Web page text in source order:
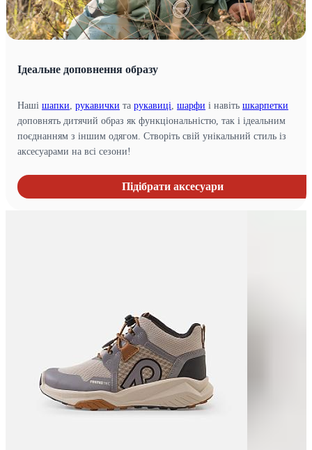
Ідеальне доповнення образу
Наші шапки рукавички та рукавиці шарфи і навіть шкарпетки
доповнять дитячий образ як функціональністю, так і ідеальним
поєднанням з іншим одягом. Створіть свій унікальний стиль із
аксесуарами на всі сезони!
Підібрати аксесуари